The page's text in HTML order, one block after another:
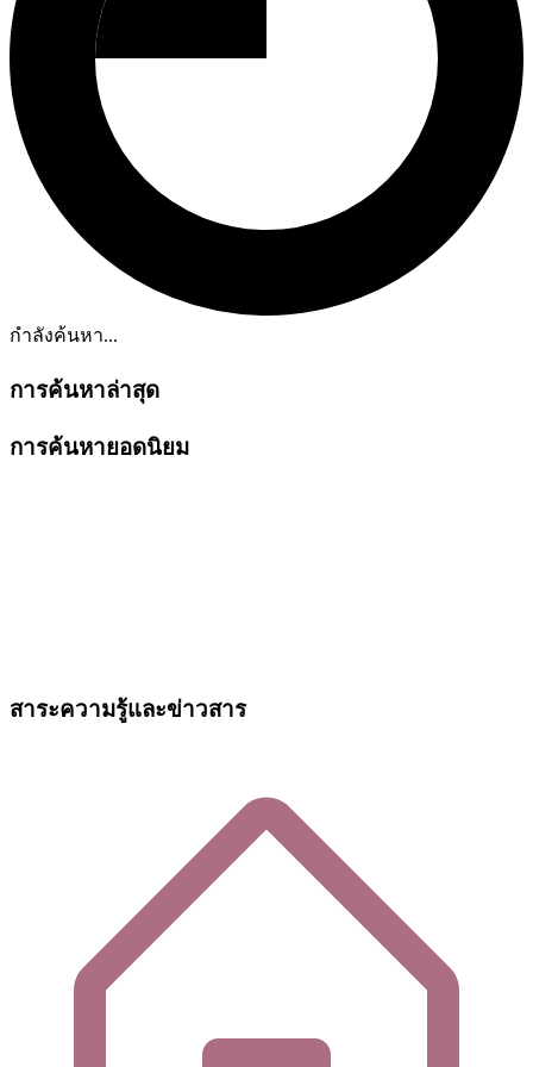
กำลังค้นหา...
การค้นหาล่าสุด
การค้นหายอดนิยม
สาระความรู้และข่าวสาร